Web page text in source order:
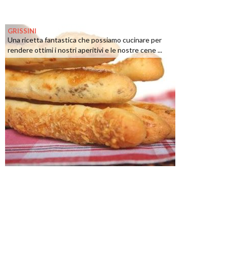
GRISSINI
Una ricetta fantastica che possiamo cucinare per
rendere ottimi i nostri aperitivi e le nostre cene ...